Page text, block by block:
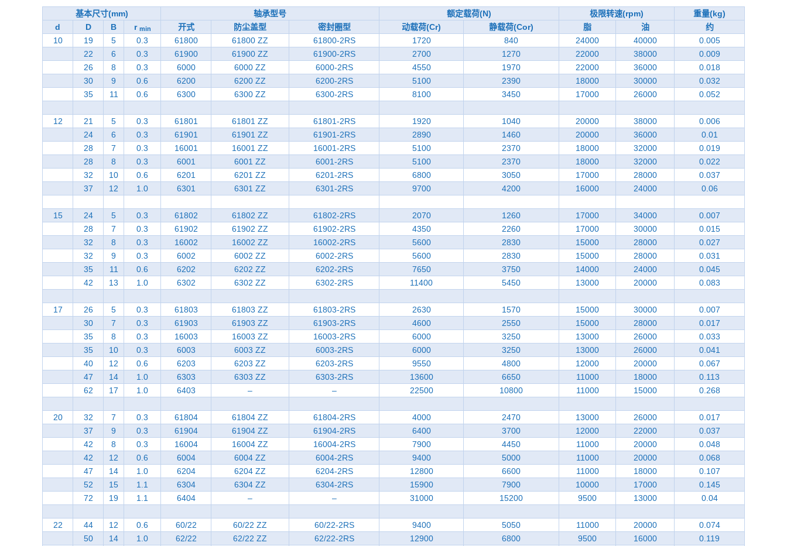
基本尺寸(mm) 轴承型号 额定载荷(N) 极限转速(rpm)
重量(kg)
d
D B r min 开式 防尘盖型 密封圈型 动载荷(Cr) 静载荷(Cor) 脂 油
约
10
19 5 0.3 61800 61800 ZZ 61800-2RS 1720 840 24000 40000
0.005
22
6 0.3 61900 61900 ZZ 61900-2RS 2700 1270 22000 38000
0.009
26
8 0.3 6000 6000 ZZ 6000-2RS 4550 1970 22000 36000
0.018
30
9 0.6 6200 6200 ZZ 6200-2RS 5100 2390 18000 30000
0.032
35
11 0.6 6300 6300 ZZ 6300-2RS 8100 3450 17000 26000 0.052
12 21 5 0.3 61801 61801 ZZ 61801-2RS 1920 1040 20000 38000
0.006
24
6 0.3 61901 61901 ZZ 61901-2RS 2890 1460 20000 36000
0.01
28
7 0.3 16001 16001 ZZ 16001-2RS 5100 2370 18000 32000
0.019
28
8 0.3 6001 6001 ZZ 6001-2RS 5100 2370 18000 32000
0.022
32
10 0.6 6201 6201 ZZ 6201-2RS 6800 3050 17000 28000
0.037
37
12 1.0 6301 6301 ZZ 6301-2RS 9700 4200 16000 24000 0.06
15 24 5 0.3 61802 61802 ZZ 61802-2RS 2070 1260 17000 34000
0.007
28
7 0.3 61902 61902 ZZ 61902-2RS 4350 2260 17000 30000
0.015
32
8 0.3 16002 16002 ZZ 16002-2RS 5600 2830 15000 28000
0.027
32
9 0.3 6002 6002 ZZ 6002-2RS 5600 2830 15000 28000
0.031
35
11 0.6 6202 6202 ZZ 6202-2RS 7650 3750 14000 24000
0.045
42
13 1.0 6302 6302 ZZ 6302-2RS 11400 5450 13000 20000 0.083
17 26 5 0.3 61803 61803 ZZ 61803-2RS 2630 1570 15000 30000
0.007
30
7 0.3 61903 61903 ZZ 61903-2RS 4600 2550 15000 28000
0.017
35
8 0.3 16003 16003 ZZ 16003-2RS 6000 3250 13000 26000
0.033
35
10 0.3 6003 6003 ZZ 6003-2RS 6000 3250 13000 26000
0.041
40
12 0.6 6203 6203 ZZ 6203-2RS 9550 4800 12000 20000
0.067
47
14 1.0 6303 6303 ZZ 6303-2RS 13600 6650 11000 18000
0.113
62
17 1.0 6403 – – 22500 10800 11000 15000 0.268
20 32 7 0.3 61804 61804 ZZ 61804-2RS 4000 2470 13000 26000
0.017
37
9 0.3 61904 61904 ZZ 61904-2RS 6400 3700 12000 22000
0.037
42
8 0.3 16004 16004 ZZ 16004-2RS 7900 4450 11000 20000
0.048
42
12 0.6 6004 6004 ZZ 6004-2RS 9400 5000 11000 20000
0.068
47
14 1.0 6204 6204 ZZ 6204-2RS 12800 6600 11000 18000
0.107
52
15 1.1 6304 6304 ZZ 6304-2RS 15900 7900 10000 17000
0.145
72
19 1.1 6404 – – 31000 15200 9500 13000 0.04
22 44 12 0.6 60/22 60/22 ZZ 60/22-2RS 9400 5050 11000 20000
0.074
50
14 1.0 62/22 62/22 ZZ 62/22-2RS 12900 6800 9500 16000
0.119